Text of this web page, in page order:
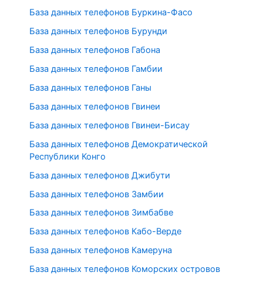
База данных телефонов Буркина-Фасо
База данных телефонов Бурунди
База данных телефонов Габона
База данных телефонов Гамбии
База данных телефонов Ганы
База данных телефонов Гвинеи
База данных телефонов Гвинеи-Бисау
База данных телефонов Демократической
Республики Конго
База данных телефонов Джибути
База данных телефонов Замбии
База данных телефонов Зимбабве
База данных телефонов Кабо-Верде
База данных телефонов Камеруна
База данных телефонов Коморских островов